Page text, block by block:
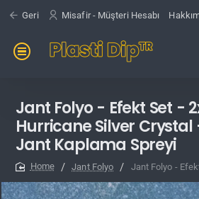
Geri Misafir - Müşteri Hesabı
Jant Folyo - Efekt Set -
Hurricane Silver
Jant Kaplama Spreyi
Jant Folyo Jant Folyo -